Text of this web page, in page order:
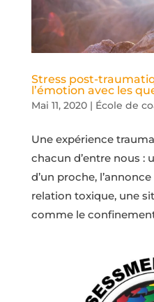
Stress post-
l’émotion avec les
Mai 11, 2020| École de
Une expérience
chacun d’entre nous :
d’un proche,
relation toxique, une
comme le